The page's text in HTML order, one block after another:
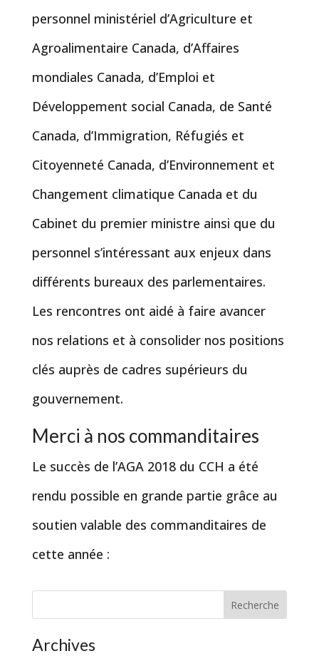
personnel ministériel d’Agriculture et
Agroalimentaire Canada, d’Affaires
mondiales Canada, d’Emploi et
Développement social Canada, de Santé
Canada, d’Immigration, Réfugiés et
Citoyenneté Canada, d’Environnement et
Changement climatique Canada et du
Cabinet du premier ministre ainsi que du
personnel s’intéressant aux enjeux dans
différents bureaux des parlementaires.
Les rencontres ont aidé à faire avancer
nos relations et à consolider nos positions
clés auprès de cadres supérieurs du
gouvernement.
Merci à nos commanditaires
Le succès de l’AGA 2018 du CCH a été
rendu possible en grande partie grâce au
soutien valable des commanditaires de
cette année :
Recherche
Archives